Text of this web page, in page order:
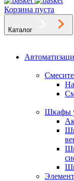
Корзина пуста
Каталог
Шкафы